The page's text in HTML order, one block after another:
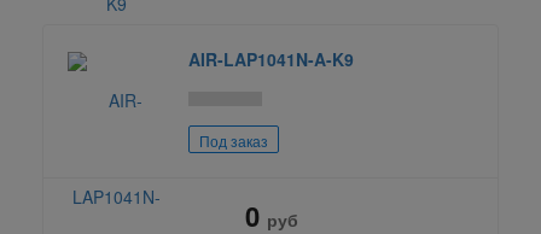
AIR-LAP1041N-A-K9
Под заказ
0 руб